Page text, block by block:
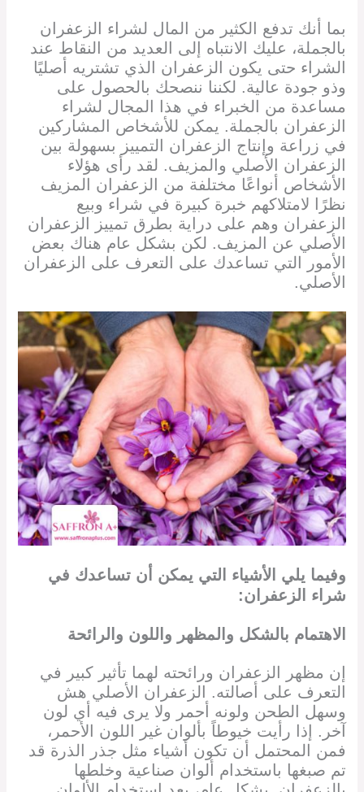
بما أنك تدفع الكثير من المال لشراء الزعفران
بالجملة، عليك الانتباه إلى العديد من النقاط عند
الشراء حتى يكون الزعفران الذي تشتريه أصليًا
وذو جودة عالية. لكننا ننصحك بالحصول على
مساعدة من الخبراء في هذا المجال لشراء
الزعفران بالجملة. يمكن للأشخاص المشاركين
في زراعة وإنتاج الزعفران التمييز بسهولة بين
الزعفران الأصلي والمزيف. لقد رأى هؤلاء
الأشخاص أنواعًا مختلفة من الزعفران المزيف
نظرًا لامتلاكهم خبرة كبيرة في شراء وبيع
الزعفران وهم على دراية بطرق تمييز الزعفران
الأصلي عن المزيف. لكن بشكل عام هناك بعض
الأمور التي تساعدك على التعرف على الزعفران
الأصلي.
وفيما يلي الأشياء التي يمكن أن تساعدك في
شراء الزعفران:
الاهتمام بالشكل والمظهر واللون والرائحة
إن مظهر الزعفران ورائحته لهما تأثير كبير في
التعرف على أصالته. الزعفران الأصلي هش
وسهل الطحن ولونه أحمر ولا يرى فيه أي لون
آخر. إذا رأيت خيوطاً بألوان غير اللون الأحمر،
فمن المحتمل أن تكون أشياء مثل جذر الذرة قد
تم صبغها باستخدام ألوان صناعية وخلطها